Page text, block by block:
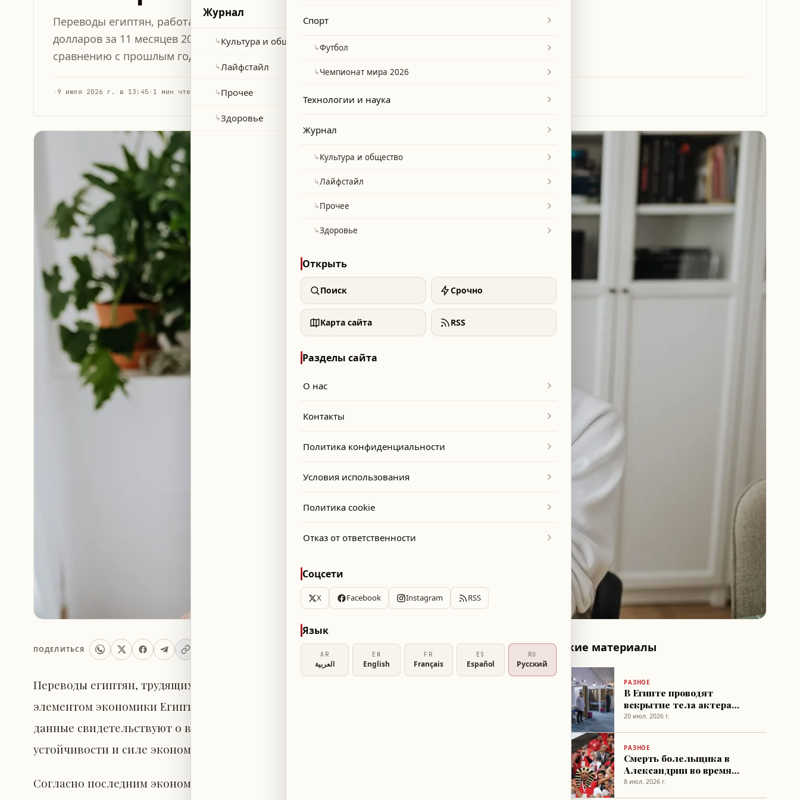
Переводы египтян, работающих за границей, достигли 43,1 миллиарда
долларов за 11 месяцев 2025/2026 финансового года, показав рост на 31,2% по
сравнению с прошлым годом.
· 9 июля 2026 г. в 13:45 · 1 мин чтения
ПОДЕЛИТЬСЯ
Переводы египтян, трудящихся за рубежом, продолжают оставаться ключевым
элементом экономики Египта, демонстрируя новые рекордные показатели. Эти
данные свидетельствуют о высокой степени доверия египтян за границей к
устойчивости и силе экономики своей страны.
Согласно последним экономическим данным, общий объем денежных переводов за
Похожие материалы
РАЗНОЕ
В Египте проводят
вскрытие тела актера
Ахмада Джалала Абдель
20 июл. 2026 г.
РАЗНОЕ
Смерть болельщика в
Александрии во время
матча Египет — Аргентина
8 июл. 2026 г.
Журнал
↳Культура и общество
↳Лайфстайл
↳Прочее
↳Здоровье
Спорт
↳Футбол
↳Чемпионат мира 2026
Технологии и наука
Журнал
↳Культура и общество
↳Лайфстайл
↳Прочее
↳Здоровье
Открыть
Поиск Срочно
Карта сайта RSS
Разделы сайта
О нас
Контакты
Политика конфиденциальности
Условия использования
Политика cookie
Отказ от ответственности
Соцсети
X Facebook Instagram RSS
Язык
AR
العربية
EN
English
FR
Français
ES
Español
RU
Русский